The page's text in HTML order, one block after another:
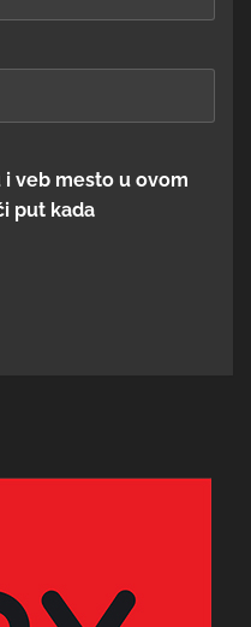
veb mesto u ovom
put kada